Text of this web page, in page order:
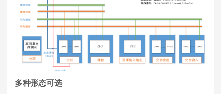
多种形态可选